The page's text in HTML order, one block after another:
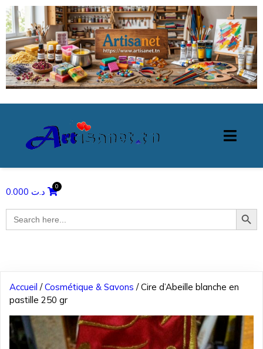
د.ت
Search
for:
Search Button
Accueil /Cosmétique & Savons / Cire d’Abeille blanche en
pastille 250 gr